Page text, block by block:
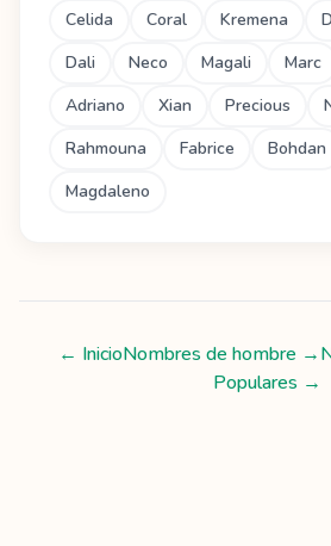
Celida Coral Kremena
Dali
Neco Magali Marc
Adriano
Xian Precious
Rahmouna
Fabrice Bohdan
Magdaleno
← InicioNombres de hombre →
Populares →